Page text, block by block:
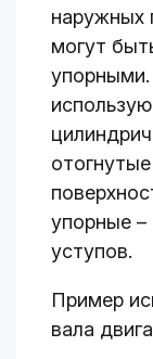
наружных
могут
упорные –
уступов.
Пример
вала